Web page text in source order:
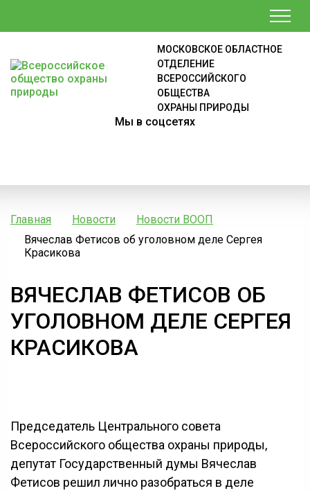
МОСКОВСКОЕ ОБЛАСТНОЕ
ОТДЕЛЕНИЕ
ВСЕРОССИЙСКОГО
ОБЩЕСТВА
ОХРАНЫ ПРИРОДЫ
Мы в соцсетях
Главная Новости
Новости ВООП
Вячеслав Фетисов об уголовном деле Сергея
Красикова
ВЯЧЕСЛАВ ФЕТИСОВ ОБ
УГОЛОВНОМ ДЕЛЕ СЕРГЕЯ
КРАСИКОВА
Председатель Центрального совета
Всероссийского общества охраны природы,
депутат Государственный думы Вячеслав
Фетисов решил лично разобраться в деле